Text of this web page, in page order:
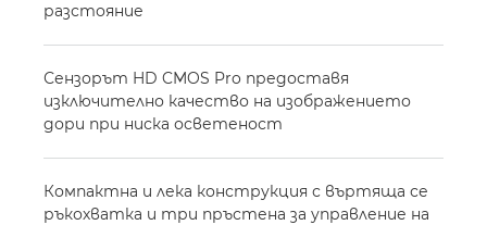
разстояние
Сензорът HD CMOS Pro предоставя
изключително качество на изображението
дори при ниска осветеност
Компактна и лека конструкция с въртяща се
ръкохватка и три пръстена за управление на